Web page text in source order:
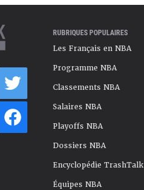
RUBRIQUES POPULAIRES
Les Français en NBA
Programme NBA
Classements NBA
Salaires NBA
Playoffs NBA
Dossiers NBA
Encyclopédie TrashTalk
Équipes NBA